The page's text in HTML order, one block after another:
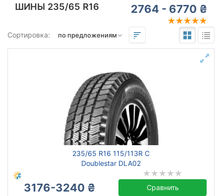
ШИНЫ 235/65 R16 2764 - 6770 ₴
Сортировка:
235/65 R16 115/113R C
Doublestar DLA02
3176-3240 ₴ Сравнить
от
Подбор по параметрам
235
Triangle
Hankook